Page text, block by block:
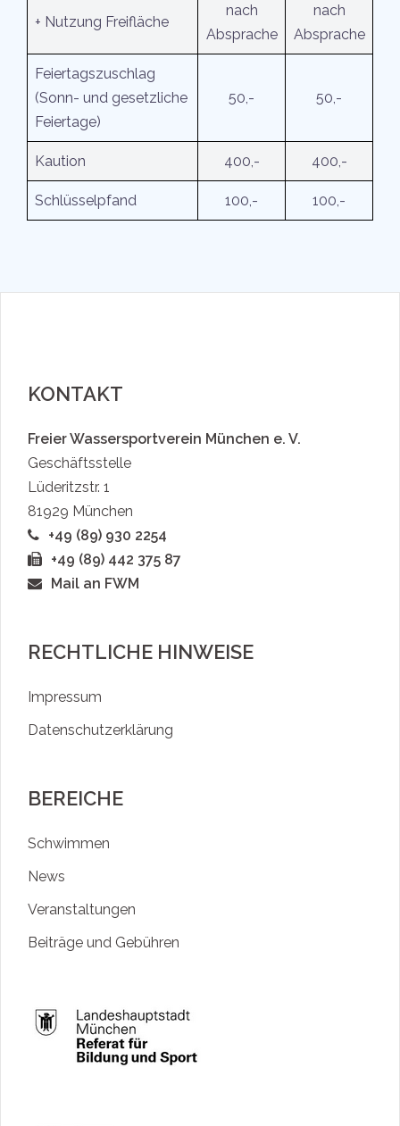
+ Nutzung Freifläche
nach
Absprache
nach
Absprache
Feiertagszuschlag
(Sonn- und gesetzliche
Feiertage)
50,- 50,-
Kaution 400,- 400,-
Schlüsselpfand 100,- 100,-
KONTAKT
Freier Wassersportverein München e. V.
Geschäftsstelle
Lüderitzstr. 1
81929 München
+49 (89) 930 2254
+49 (89) 442 375 87
Mail an FWM
RECHTLICHE HINWEISE
Impressum
Datenschutzerklärung
BEREICHE
Schwimmen
News
Veranstaltungen
Beiträge und Gebühren